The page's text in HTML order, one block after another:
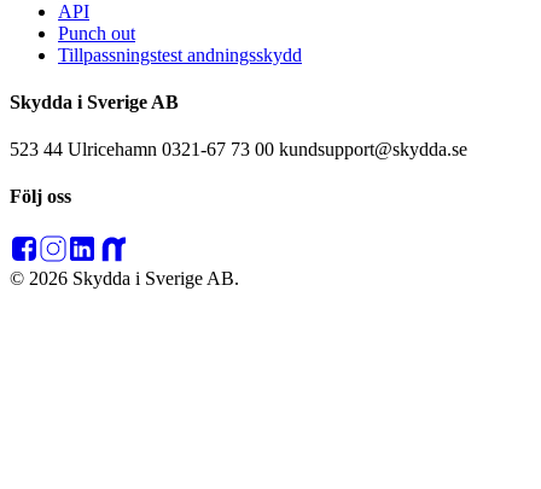
API
Punch out
Tillpassningstest andningsskydd
Skydda i Sverige AB
523 44 Ulricehamn 0321-67 73 00 kundsupport@skydda.se
Följ oss
© 2026 Skydda i Sverige AB.